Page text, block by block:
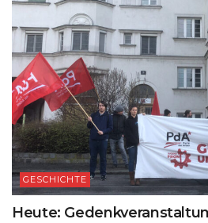
GESCHICHTE
Heute: